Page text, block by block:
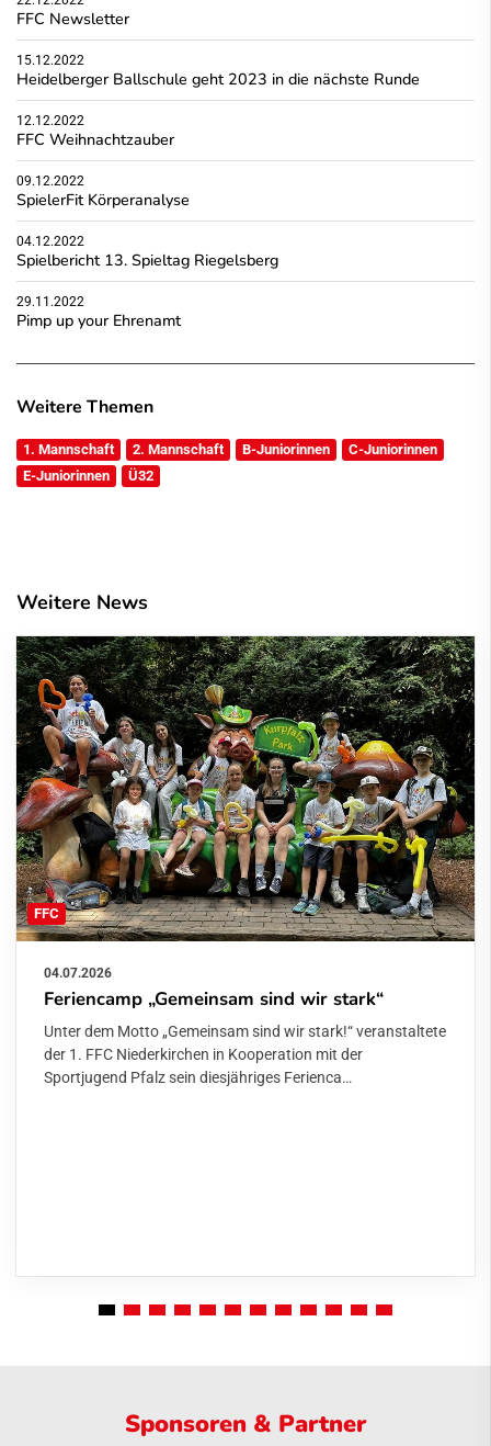
FFC Newsletter
15.12.2022
Heidelberger Ballschule geht 2023 in die nächste Runde
12.12.2022
FFC Weihnachtzauber
09.12.2022
SpielerFit Körperanalyse
04.12.2022
Spielbericht 13. Spieltag Riegelsberg
29.11.2022
Pimp up your Ehrenamt
Weitere Themen
1. Mannschaft 2. Mannschaft B-Juniorinnen
C-Juniorinnen
E-Juniorinnen
Ü32
Weitere News
FFC
04.07.2026
Feriencamp „Gemeinsam sind wir stark“
Unter dem Motto „Gemeinsam sind wir stark!“ veranstaltete
der 1. FFC Niederkirchen in Kooperation mit der
Sportjugend Pfalz sein diesjähriges Ferienca…
Sponsoren & Partner